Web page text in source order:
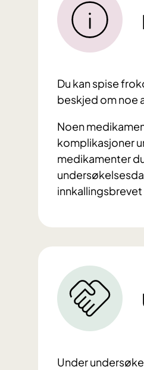
Du kan spise
beskjed om noe
Noen
komplikasjoner
medikamenter
Under